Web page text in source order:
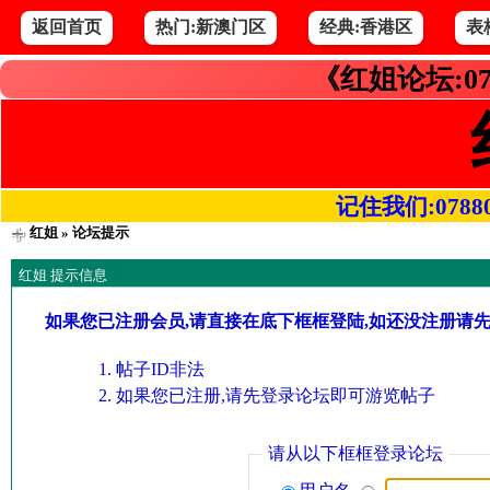
返回首页 热门:新澳门区 经典:香港区 表
《红姐论坛
记住我们
红姐» 论坛提示
红姐 提示信息
如果您已注册会员,请直接在底下框框登陆,如还没注册请
帖子ID非法
如果您已注册,请先登录论坛即可游览帖子
请从以下框框登录论坛